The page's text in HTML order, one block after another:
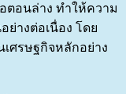
ตอนล่าง ทำให้ความ
างต่อเนื่อง โดย
ศรษฐกิจหลักอย่าง